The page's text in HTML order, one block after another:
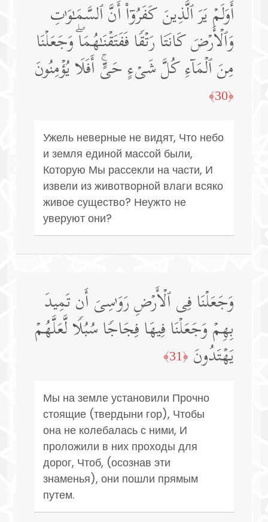
أَوَلَمۡ یَرَ ٱلَّذِینَ كَفَرُوۤا۟ أَنَّ ٱلسَّمَـٰوَ ٰ⁠تِ
وَٱلۡأَرۡضَ كَانَتَا رَتۡقࣰا فَفَتَقۡنَـٰهُمَاۖ وَجَعَلۡنَا
مِنَ ٱلۡمَاۤءِ كُلَّ شَیۡءٍ حَیٍّۚ أَفَلَا یُؤۡمِنُونَ
﴿30﴾
Ужель неверные не видят, Что небо
и земля единой массой были,
Которую Мы рассекли на части, И
извели из животворной влаги всяко
живое существо? Неужто не
уверуют они?
وَجَعَلۡنَا فِی ٱلۡأَرۡضِ رَوَ ٰ⁠سِیَ أَن تَمِیدَ
بِهِمۡ وَجَعَلۡنَا فِیهَا فِجَاجࣰا سُبُلࣰا لَّعَلَّهُمۡ
یَهۡتَدُونَ ﴿31﴾
Мы на земле установили Прочно
стоящие (твердыни гор), Чтобы
она не колебалась с ними, И
проложили в них проходы для
дорог, Чтоб, (осознав эти
знаменья), они пошли прямым
путем.